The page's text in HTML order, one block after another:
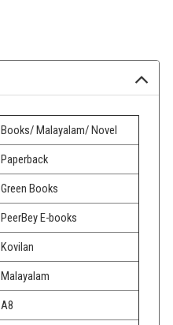
Books/ Malayalam/ Novel
Paperback
Green Books
PeerBey E-books
Kovilan
Malayalam
A8